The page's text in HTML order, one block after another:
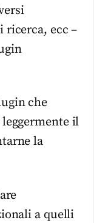
ricerca, ecc –
che
il
la
a quelli